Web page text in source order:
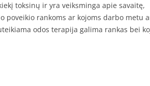
toksinų ir yra veiksminga apie savaitę,
poveikio rankoms ar kojoms darbo metu
odos terapija galima rankas bei